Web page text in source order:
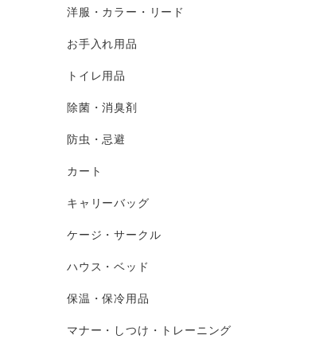
洋服・カラー・リード
お手入れ用品
トイレ用品
除菌・消臭剤
防虫・忌避
カート
キャリーバッグ
ケージ・サークル
ハウス・ベッド
保温・保冷用品
マナー・しつけ・トレーニング